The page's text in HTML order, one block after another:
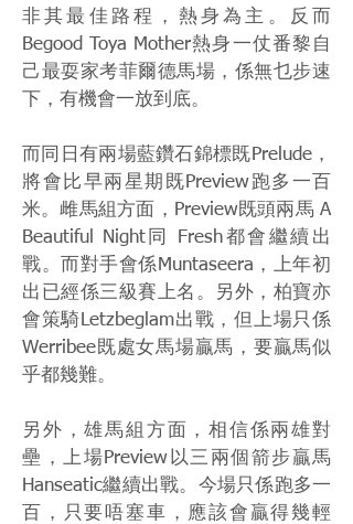
非其最佳路程，熱身為主。反而
Begood Toya Mother熱身一仗番黎自
己最耍家考菲爾德馬場，係無乜步速
下，有機會一放到底。
而同日有兩場藍鑽石錦標既Prelude，
將會比早兩星期既Preview跑多一百
米。雌馬組方面，Preview既頭兩馬 A
Beautiful Night同 Fresh都會繼續出
戰。而對手會係Muntaseera，上年初
出已經係三級賽上名。另外，柏寶亦
會策騎Letzbeglam出戰，但上場只係
Werribee既處女馬場贏馬，要贏馬似
乎都幾難。
另外，雄馬組方面，相信係兩雄對
壘，上場Preview以三兩個箭步贏馬
Hanseatic繼續出戰。今場只係跑多一
百，只要唔塞車，應該會贏得幾輕